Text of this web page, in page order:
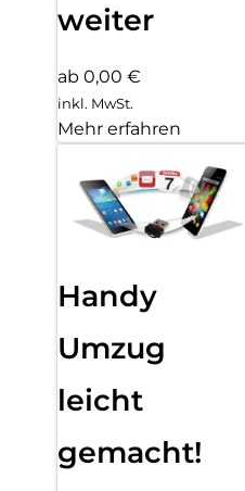
weiter
ab 0,00 €
inkl. MwSt.
Mehr erfahren
Handy
Umzug
leicht
gemacht!